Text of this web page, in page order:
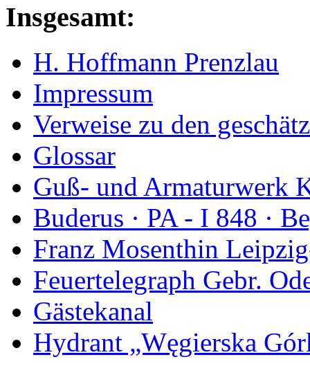
Insgesamt:
H. Hoffmann Prenzlau
Impressum
Verweise zu den
Glossar
Guß- und Armaturwerk
Buderus · PA - I 848 ·
Franz Mosenthin
Feuertelegraph Gebr.
Gästekanal
Hydrant „Węgierska